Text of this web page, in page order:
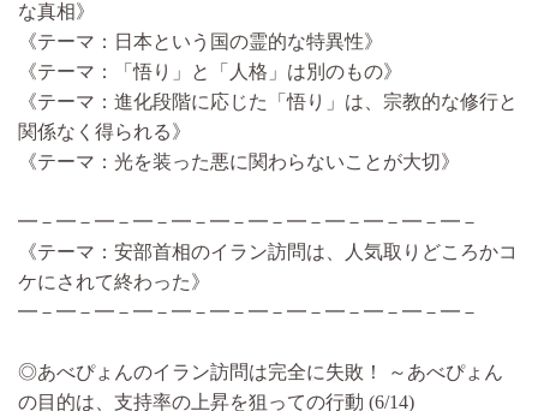
な真相》
《テーマ：日本という国の霊的な特異性》
《テーマ：「悟り」と「人格」は別のもの》
《テーマ：進化段階に応じた「悟り」は、宗教的な修行と
関係なく得られる》
《テーマ：光を装った悪に関わらないことが大切》
━－━－━－━－━－━－━－━－━－━－━－━－
《テーマ：安部首相のイラン訪問は、人気取りどころかコ
ケにされて終わった》
━－━－━－━－━－━－━－━－━－━－━－━－
◎あべぴょんのイラン訪問は完全に失敗！ ～あべぴょん
の目的は、支持率の上昇を狙っての行動 (6/14)